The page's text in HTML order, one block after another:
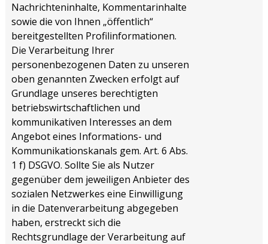
Nachrichteninhalte, Kommentarinhalte
sowie die von Ihnen „öffentlich“
bereitgestellten Profilinformationen.
Die Verarbeitung Ihrer
personenbezogenen Daten zu unseren
oben genannten Zwecken erfolgt auf
Grundlage unseres berechtigten
betriebswirtschaftlichen und
kommunikativen Interesses an dem
Angebot eines Informations- und
Kommunikationskanals gem. Art. 6 Abs.
1 f) DSGVO. Sollte Sie als Nutzer
gegenüber dem jeweiligen Anbieter des
sozialen Netzwerkes eine Einwilligung
in die Datenverarbeitung abgegeben
haben, erstreckt sich die
Rechtsgrundlage der Verarbeitung auf